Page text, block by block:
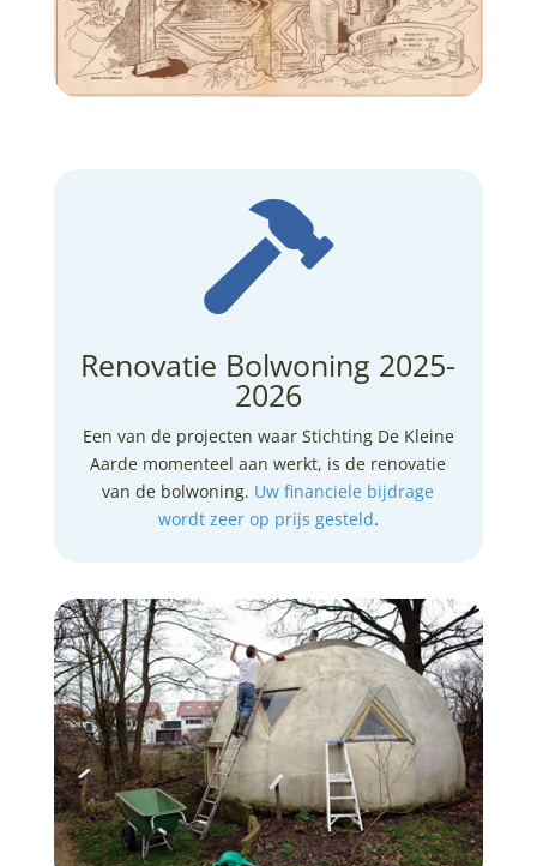

Renovatie Bolwoning 2025-
2026
Een van de projecten waar Stichting De Kleine
Aarde momenteel aan werkt, is de renovatie
van de bolwoning. Uw financiele bijdrage
wordt zeer op prijs gesteld.